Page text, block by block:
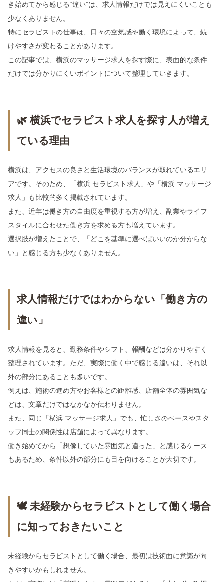
き始めてから感じる“違い”は、求人情報だけでは見えにくいことも
少なくありません。
特にセラピストの仕事は、日々の空気感や働く環境によって、続
けやすさが変わることがあります。
この記事では、横浜のマッサージ求人を探す際に、表面的な条件
だけでは分かりにくいポイントについて整理していきます。
🌿 横浜でセラピスト求人を探す人が増え
ている理由
横浜は、アクセスの良さと生活環境のバランスが取れているエリ
アです。そのため、「横浜 セラピスト求人」や「横浜 マッサージ
求人」も比較的多く掲載されています。
また、近年は働き方の自由度を重視する方が増え、副業やライフ
スタイルに合わせた働き方を求める方も増えています。
選択肢が増えたことで、「どこを基準に選べばいいのか分からな
い」と感じる方も少なくありません。
求人情報だけではわからない「働き方の
違い」
求人情報を見ると、勤務条件やシフト、報酬などは分かりやすく
整理されています。ただ、実際に働く中で感じる違いは、それ以
外の部分にあることも多いです。
例えば、施術の進め方やお客様との距離感、店舗全体の雰囲気な
どは、文章だけではなかなか伝わりません。
また、同じ「横浜 マッサージ求人」でも、忙しさのペースやスタ
ッフ同士の関係性は店舗によって異なります。
働き始めてから「想像していた雰囲気と違った」と感じるケース
もあるため、条件以外の部分にも目を向けることが大切です。
🕊 未経験からセラピストとして働く場合
に知っておきたいこと
未経験からセラピストとして働く場合、最初は技術面に意識が向
きやすいかもしれません。